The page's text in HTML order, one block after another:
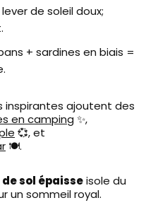
de soleil doux;
+ sardines en biais =
inspirantes ajoutent des
en camping ✨,
💞, et
🍽️.
sol épaisseisole du
un sommeil royal.